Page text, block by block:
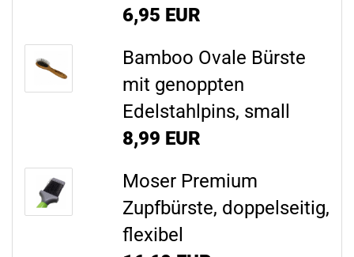
6,95 EUR
Bamboo Ovale Bürste
mit genoppten
Edelstahlpins, small
8,99 EUR
Moser Premium
Zupfbürste, doppelseitig,
flexibel